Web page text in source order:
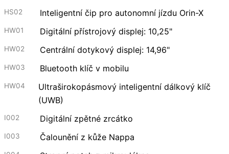
HS02 Inteligentní čip pro autonomní jízdu Orin-X
HW01 Digitální přístrojový displej: 10,25"
HW02 Centrální dotykový displej: 14,96"
HW03 Bluetooth klíč v mobilu
HW04
Ultraširokopásmový inteligentní dálkový klíč
(UWB)
I002 Digitální zpětné zrcátko
I003 Čalounění z kůže Nappa